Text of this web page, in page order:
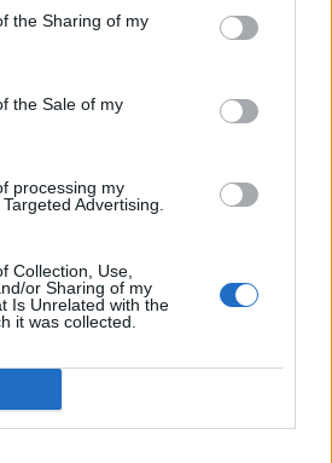
the Sharing of my
the Sale of my
processing my
Advertising.
Collection, Use,
or Sharing of my
Is Unrelated with the
it was collected.
ποδοσφαιρικό
μοιάζει πιο επίκαιρο
του John Huston
«έντιμο» πολεμικό-αθλητικό
προπαγάνδα αποκτά σήμερα πιο